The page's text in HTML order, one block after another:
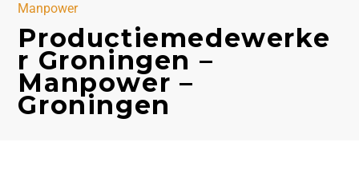
Manpower
Productiemedewerke
r Groningen –
Manpower –
Groningen
De populairste vacatures in Groningen
Nieuwsbrief feed